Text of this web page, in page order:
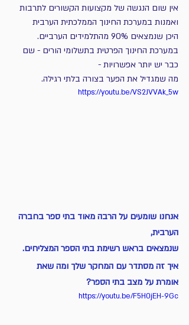
אין שום הנגשה של מקצועות הקשורים לתרבות
ואמנות במערכת החינוך הממלכתית הערבית
היכן שנמצאים 90% מהתלמידים הערביים.
במערכת החינוך הפרטית בתשלומי הורים - שם
כבר יש יותר אפשרויות -
מה שמגדיל את הפער בצורה בלתי רגילה.
https://youtu.be/VS2JVVAk_5w
אנחנו שומעים על הרבה מאוד בתי ספר בחברה
הערבית,
שנמצאים בראש רשימת בתי הספר המצליחים.
איך זה מסתדר עם המחקר שלך ומה שאת
אומרת על מצב בתי הספר?
https://youtu.be/F5H0jEH-9Gc